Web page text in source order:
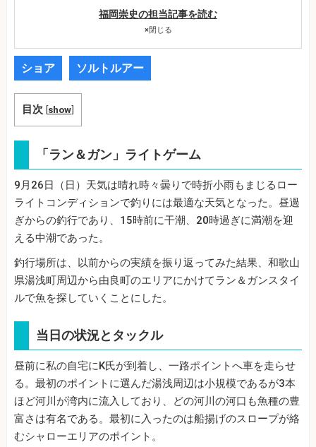
福岡崇史の担当記事を読む
×閉じる
ショア ソルトルアー
目次 [show]
「ラン＆ガン」ライトゲーム
9月26日（日）天気は晴れ時々曇りで時折小雨もまじるロー
ライトコンディションで釣りには最適な天気となった。昼過
ぎからの釣行であり、15時前に干潮、20時過ぎに満潮を迎
える中潮であった。
釣行場所は、以前からの実績を振り返ってみた結果、和歌山
県湯浅町周辺から由良町のエリアにかけてラン＆ガンスタイ
ルで魚を探していくことにした。
当日の状況とタックル
昼前に私の自宅にK氏が到着し、一路ポイントへ車を走らせ
る。最初のポイントに選んだ湯浅周辺は小規模であるが3本
ほど河川が湾内に流入しており、どの河川の河口も魚種の豊
富さは有名である。最初に入ったのは船揚げのスロープが絡
むシャローエリアのポイント。